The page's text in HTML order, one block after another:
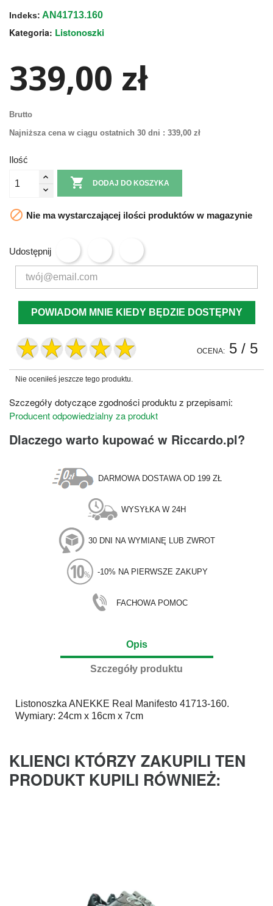
Indeks: AN41713.160
Kategoria: Listonoszki
339,00 zł
Brutto
Najniższa cena w ciągu ostatnich 30 dni : 339,00 zł
Ilość
 DODAJ DO KOSZYKA
 Nie ma wystarczającej ilości produktów w magazynie
Udostępnij
POWIADOM MNIE KIEDY BĘDZIE DOSTĘPNY
OCENA: 5 / 5
Nie oceniłeś jeszcze tego produktu.
Szczegóły dotyczące zgodności produktu z przepisami:
Producent odpowiedzialny za produkt
Dlaczego warto kupować w Riccardo.pl?
DARMOWA DOSTAWA OD 199 ZŁ
WYSYŁKA W 24H
30 DNI NA WYMIANĘ LUB ZWROT
-10% NA PIERWSZE ZAKUPY
FACHOWA POMOC
Opis
Szczegóły produktu
Listonoszka ANEKKE Real Manifesto 41713-160.
Wymiary: 24cm x 16cm x 7cm
KLIENCI KTÓRZY ZAKUPILI TEN
PRODUKT KUPILI RÓWNIEŻ: